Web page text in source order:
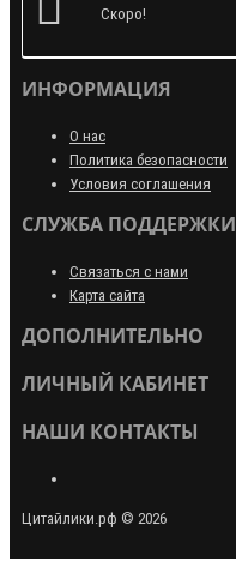
Скоро!
ИНФОРМАЦИЯ
О нас
Политика безопасности
Условия соглашения
СЛУЖБА ПОДДЕРЖКИ
Связаться с нами
Карта сайта
ДОПОЛНИТЕЛЬНО
ЛИЧНЫЙ КАБИНЕТ
НАШИ КОНТАКТЫ
Цитайлики.рф © 2026